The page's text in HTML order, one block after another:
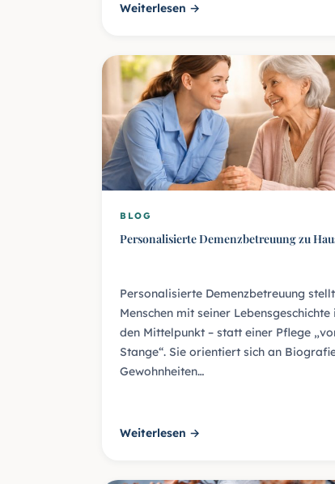
Weiterlesen →
BLOG
Personalisierte Demenzbetreuung zu
Personalisierte Demenzbetreuung
Menschen mit seiner Lebensgeschichte
den Mittelpunkt – statt einer Pflege
Stange“. Sie orientiert sich an
Gewohnheiten…
Weiterlesen →